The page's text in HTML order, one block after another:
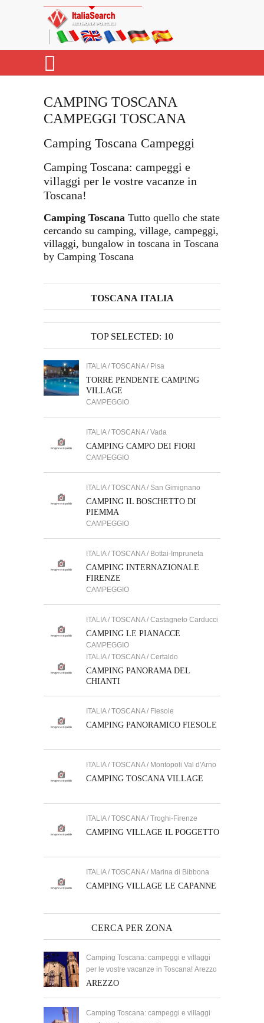
CAMPING TOSCANA
CAMPEGGI TOSCANA
Camping Toscana Campeggi
Camping Toscana: campeggi e
villaggi per le vostre vacanze in
Toscana!
Camping Toscana Tutto quello che state
cercando su camping, village, campeggi,
villaggi, bungalow in toscana in Toscana
by Camping Toscana
TOSCANA ITALIA
TOP SELECTED: 10
ITALIA / TOSCANA / Pisa
TORRE PENDENTE CAMPING
VILLAGE
CAMPEGGIO
ITALIA / TOSCANA / Vada
CAMPING CAMPO DEI FIORI
CAMPEGGIO
ITALIA / TOSCANA / San Gimignano
CAMPING IL BOSCHETTO DI
PIEMMA
CAMPEGGIO
ITALIA / TOSCANA / Bottai-Impruneta
CAMPING INTERNAZIONALE
FIRENZE
CAMPEGGIO
ITALIA / TOSCANA / Castagneto Carducci
CAMPING LE PIANACCE
CAMPEGGIO
ITALIA / TOSCANA / Certaldo
CAMPING PANORAMA DEL
CHIANTI
ITALIA / TOSCANA / Fiesole
CAMPING PANORAMICO FIESOLE
ITALIA / TOSCANA / Montopoli Val d'Arno
CAMPING TOSCANA VILLAGE
ITALIA / TOSCANA / Troghi-Firenze
CAMPING VILLAGE IL POGGETTO
ITALIA / TOSCANA / Marina di Bibbona
CAMPING VILLAGE LE CAPANNE
CERCA PER ZONA
Camping Toscana: campeggi e villaggi
per le vostre vacanze in Toscana! Arezzo
AREZZO
Camping Toscana: campeggi e villaggi